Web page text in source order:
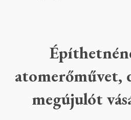
Építhetnének saját
atomerőművet,
megújulót